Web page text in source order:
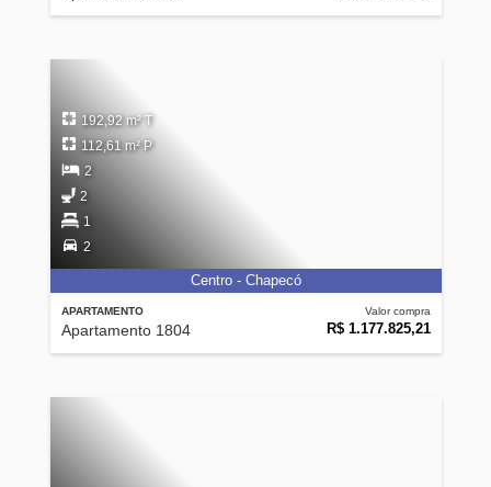
APARTAMENTO
Apartamento 1804
Valor compra
R$ 1.177.825,21
192,92 m² T
112,61 m² P
2
2
1
2
Centro - Chapecó